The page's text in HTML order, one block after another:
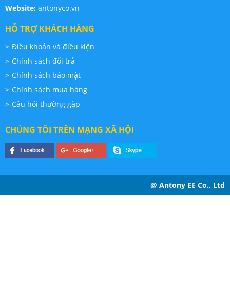
Website: antonyco.vn
HỖ TRỢ KHÁCH HÀNG
Điều khoản và điều kiện
Chính sách đổi trả
Chính sách bảo mật
Chính sách mua hàng
Câu hỏi thường gặp
CHÚNG TÔI TRÊN MẠNG XÃ HỘI
@ Antony EE Co., Ltd